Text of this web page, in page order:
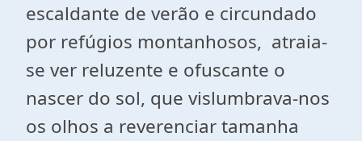
escaldante de verão e circundado
por refúgios montanhosos, atraia-
se ver reluzente e ofuscante o
nascer do sol, que vislumbrava-nos
os olhos a reverenciar tamanha